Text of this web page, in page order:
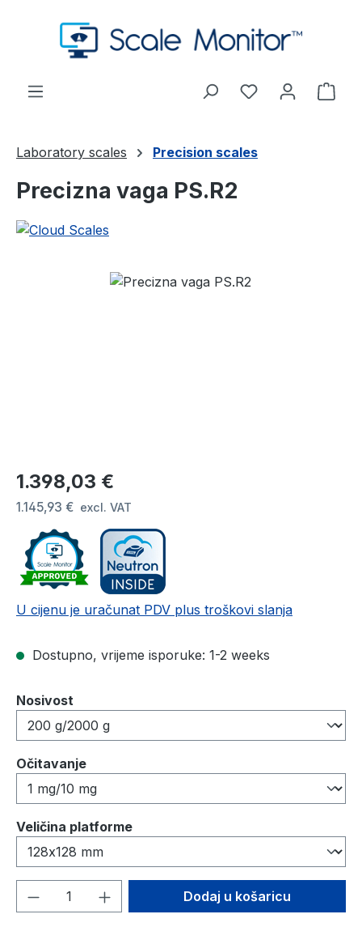
Preskoči na glavni sadržaj
Imate 0 stavke
Laboratory scales Precision scales
Precizna vaga PS.R2
Redovna cijena:
1.398,03 €
1.145,93 € excl. VAT
U cijenu je uračunat PDV plus troškovi slanja
Dostupno, vrijeme isporuke: 1-2 weeks
Odaberi
Nosivost
Odaberi
Očitavanje
Odaberi
Veličina platforme
Količina proizvoda: Unesite željenu
Dodaj u košaricu